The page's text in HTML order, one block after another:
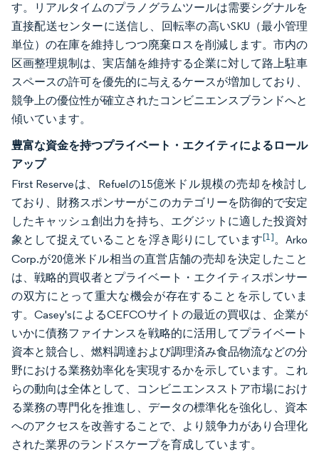
す。リアルタイムのプラノグラムツールは需要シグナルを
直接配送センターに送信し、回転率の高いSKU（最小管理
単位）の在庫を維持しつつ廃棄ロスを削減します。市内の
区画整理規制は、実店舗を維持する企業に対して路上駐車
スペースの許可を優先的に与えるケースが増加しており、
競争上の優位性が確立されたコンビニエンスブランドへと
傾いています。
豊富な資金を持つプライベート・エクイティによるロール
アップ
First Reserveは、Refuelの15億米ドル規模の売却を検討し
ており、財務スポンサーがこのカテゴリーを防御的で安定
したキャッシュ創出力を持ち、エグジットに適した投資対
象として捉えていることを浮き彫りにしています[1]。Arko
Corp.が20億米ドル相当の直営店舗の売却を決定したこと
は、戦略的買収者とプライベート・エクイティスポンサー
の双方にとって重大な機会が存在することを示していま
す。Casey'sによるCEFCOサイトの最近の買収は、企業が
いかに債務ファイナンスを戦略的に活用してプライベート
資本と競合し、燃料調達および調理済み食品物流などの分
野における業務効率化を実現するかを示しています。これ
らの動向は全体として、コンビニエンスストア市場におけ
る業務の専門化を推進し、データの標準化を強化し、資本
へのアクセスを改善することで、より競争力があり合理化
された業界のランドスケープを育成しています。